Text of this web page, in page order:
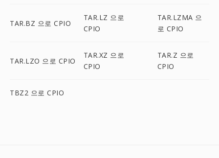
TAR.BZ 으로 CPIO
TAR.LZ 으로
CPIO
TAR.LZMA 으
로 CPIO
TAR.LZO 으로 CPIO
TAR.XZ 으로
CPIO
TAR.Z 으로
CPIO
TBZ2 으로 CPIO